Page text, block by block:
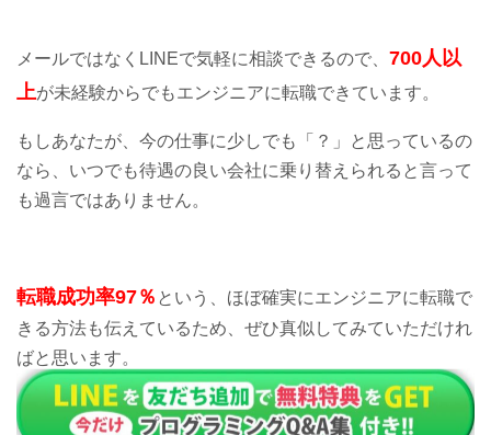
メールではなくLINEで気軽に相談できるので、 700人以
上が未経験からでもエンジニアに転職できています。
もしあなたが、今の仕事に少しでも「？」と思っているの
なら、いつでも待遇の良い会社に乗り替えられると言って
も過言ではありません。
転職成功率97％ という、ほぼ確実にエンジニアに転職で
きる方法も伝えているため、ぜひ真似してみていただけれ
ばと思います。